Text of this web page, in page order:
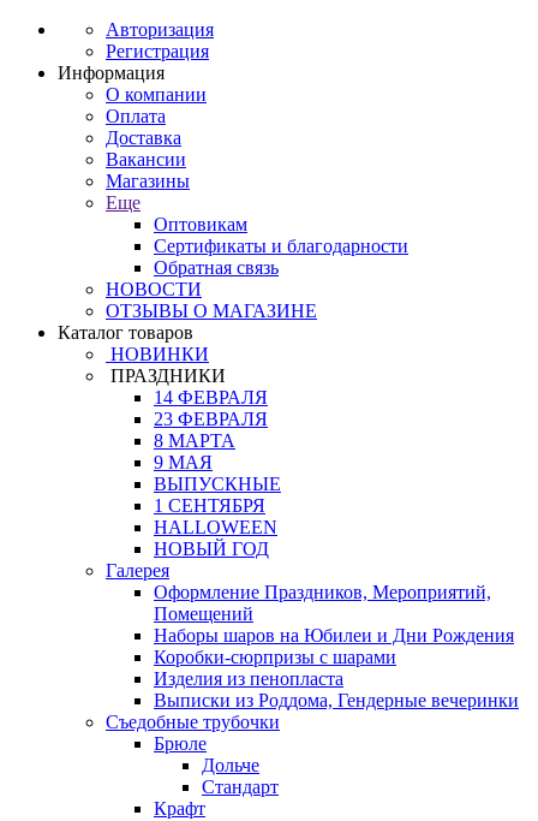
Авторизация
Регистрация
Информация
О компании
Оплата
Доставка
Вакансии
Магазины
Еще
Оптовикам
Сертификаты и благодарности
Обратная связь
НОВОСТИ
ОТЗЫВЫ О МАГАЗИНЕ
Каталог товаров
НОВИНКИ
ПРАЗДНИКИ
14 ФЕВРАЛЯ
23 ФЕВРАЛЯ
8 МАРТА
9 МАЯ
ВЫПУСКНЫЕ
1 СЕНТЯБРЯ
HALLOWEEN
НОВЫЙ ГОД
Галерея
Оформление Праздников, Мероприятий,
Помещений
Наборы шаров на Юбилеи и Дни Рождения
Коробки-сюрпризы с шарами
Изделия из пенопласта
Выписки из Роддома, Гендерные вечеринки
Съедобные трубочки
Брюле
Дольче
Стандарт
Крафт